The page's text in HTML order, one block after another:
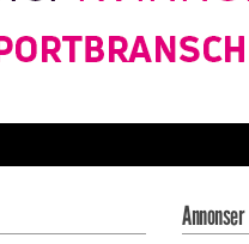
Annonser